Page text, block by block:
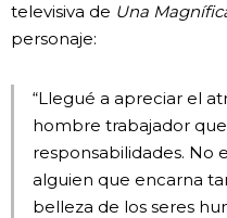
televisiva de Una
personaje:
“Llegué a apreciar el
hombre trabajador
responsabilidades. No
alguien que encarna
belleza de los seres